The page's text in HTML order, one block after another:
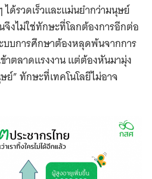
ด้รวดเร็วและแม่นยำกว่ามนุษย์
จึงไม่ใช่ทักษะที่โลกต้องการอีกต่อ
บบการศึกษาต้องหลุดพ้นจากการ
าตลาดแรงงาน แต่ต้องหันมามุ่ง
ย์” ทักษะที่เทคโนโลยีไม่อาจ